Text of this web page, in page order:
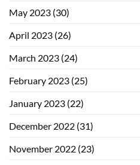
May 2023 (30)
April 2023 (26)
March 2023 (24)
February 2023 (25)
January 2023 (22)
December 2022 (31)
November 2022 (23)